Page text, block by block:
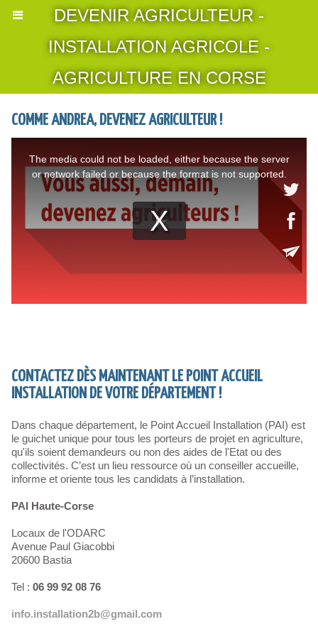
DEVENIR AGRICULTEUR -
INSTALLATION AGRICOLE -
AGRICULTURE EN CORSE
COMME ANDREA, DEVENEZ AGRICULTEUR !
CONTACTEZ DÈS MAINTENANT LE POINT ACCUEIL
INSTALLATION DE VOTRE DÉPARTEMENT !
Dans chaque département, le Point Accueil Installation (PAI) est
le guichet unique pour tous les porteurs de projet en agriculture,
qu'ils soient demandeurs ou non des aides de l'Etat ou des
collectivités. C’est un lieu ressource où un conseiller accueille,
informe et oriente tous les candidats à l’installation.
PAI Haute-Corse
Locaux de l'ODARC
Avenue Paul Giacobbi
20600 Bastia
Tel : 06 99 92 08 76
info.installation2b@gmail.com